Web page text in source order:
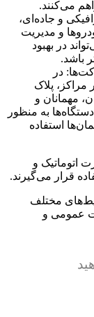
می‌کنند.
و جاده‌ای،
و مدیریت
در بهبود
باشد.
در
مراکز، پلاک
مهمانان و
به منظور
استفاده
اتوماتیک و
قرار می‌گیرند.
مختلف
عمومی و